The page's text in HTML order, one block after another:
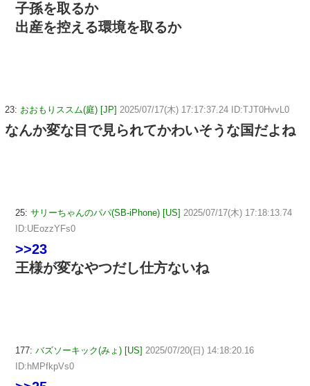
子孫を取るか
出産を控える環境を取るか
23: おおもりススム(庭) [JP] 2025/07/17(木) 17:17:37.24 ID:TJT0HvvL0
なんか変な目で見られてかわいそうな国だよね
25: サリーちゃんのパパ(SB-iPhone) [US] 2025/07/17(木) 17:18:13.74
ID:UEozzYFs0
>>23
王様が変なやつだし仕方ないね
177: バズソーキック(みょ) [US] 2025/07/20(日) 14:18:20.16
ID:hMPfkpVs0